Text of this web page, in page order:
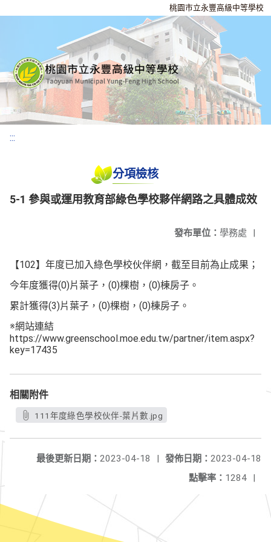
桃園市立永豐高級中等學校
:::
分項檢核
5-1 參與或運用教育部綠色學校夥伴網路之具體成效
發布單位： 學務處 |
【102】年度已加入綠色學校伙伴網，截至目前為止成果；
今年度獲得(0)片葉子，(0)棵樹，(0)棟房子。
累計獲得(3)片葉子，(0)棵樹，(0)棟房子。
※網站連結
https://www.greenschool.moe.edu.tw/partner/item.aspx?
key=17435
相關附件
111年度綠色學校伙伴-葉片數.jpg
發佈日期： 2023-04-18
最後更新日期： 2023-04-18
|
點擊率： 1284 |